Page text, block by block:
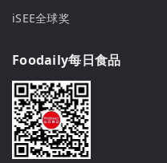
iSEE全球奖
Foodaily每日食品